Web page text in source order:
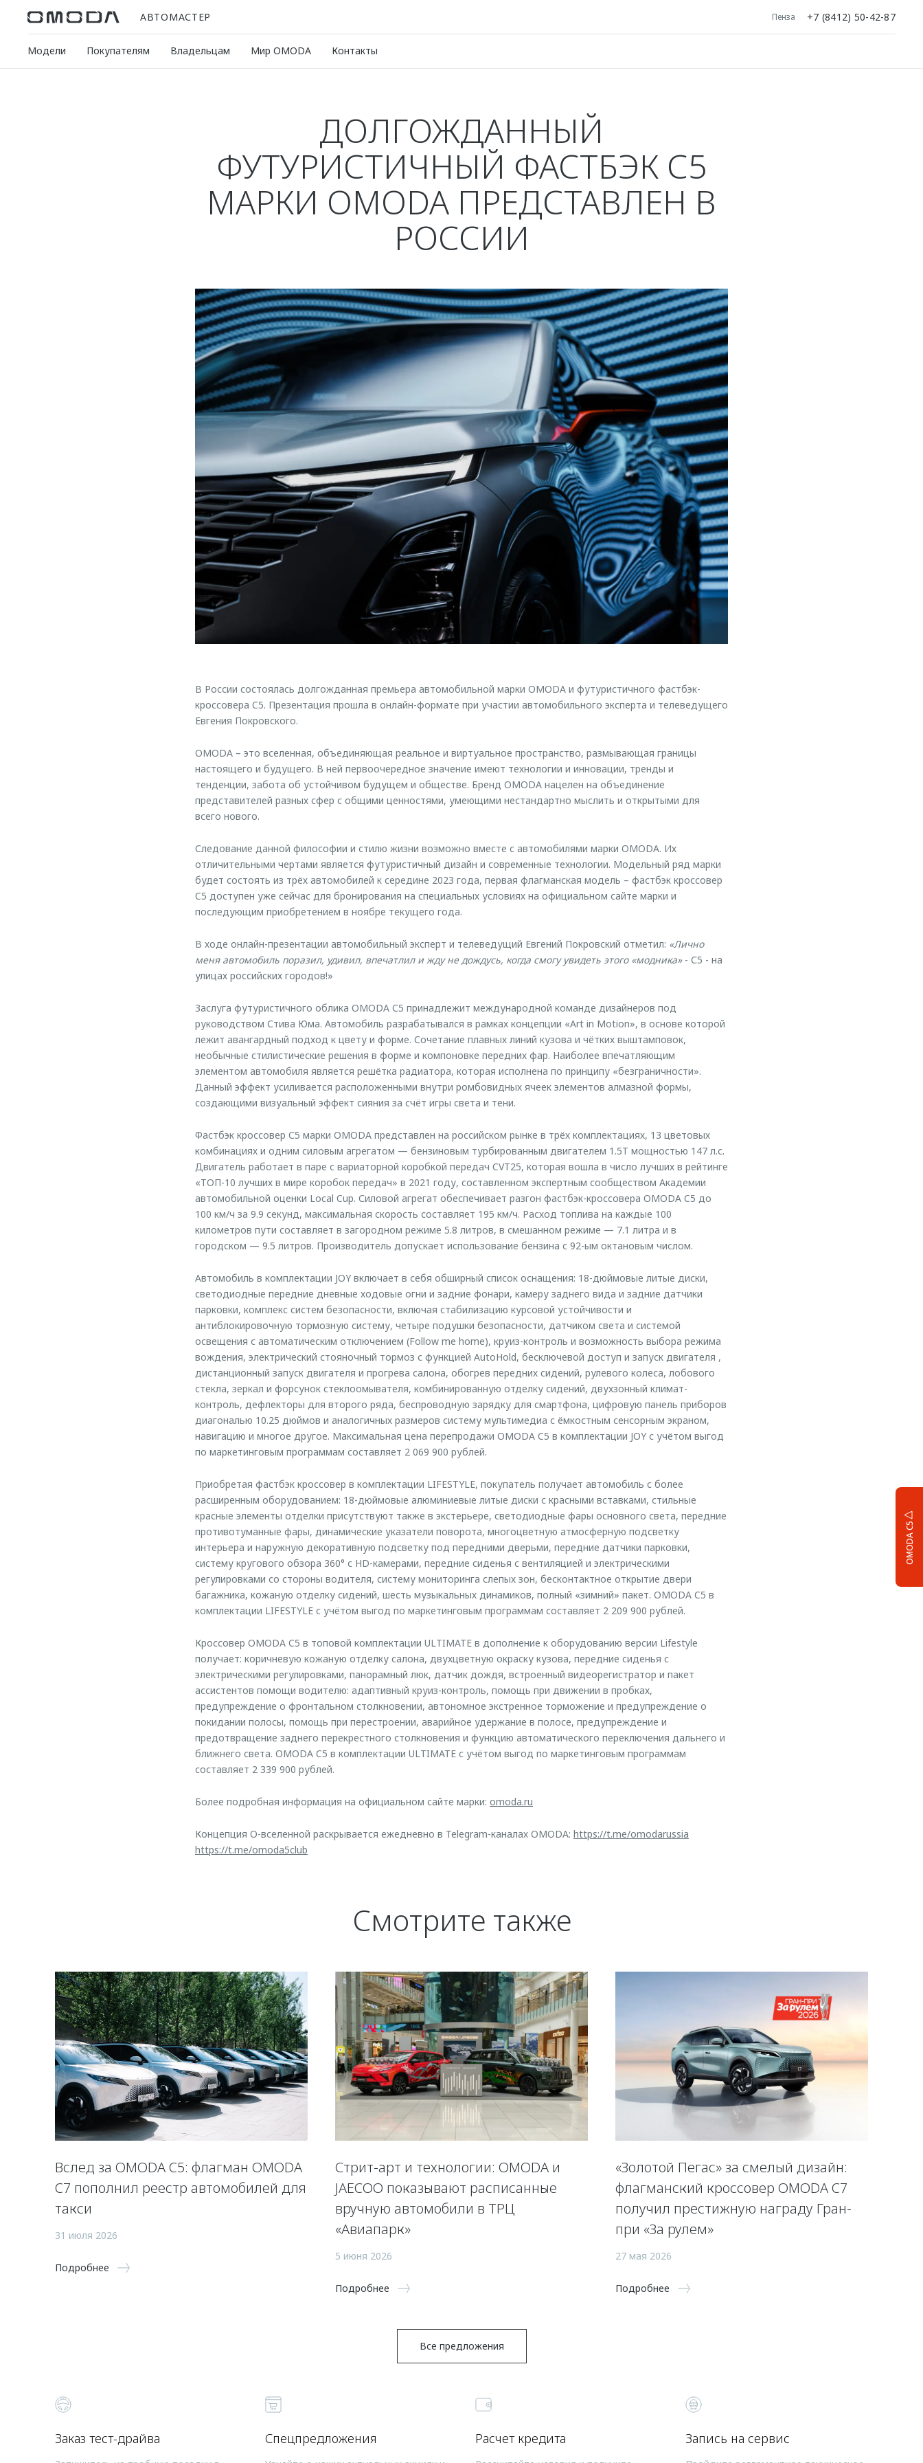
АВТОМАСТЕР Пенза +7 (8412) 50-42-87
Модели Покупателям Владельцам Мир OMODA Контакты
OMODA C5
ДОЛГОЖДАННЫЙ
ФУТУРИСТИЧНЫЙ ФАСТБЭК С5
МАРКИ OMODA ПРЕДСТАВЛЕН В
РОССИИ
В России состоялась долгожданная премьера автомобильной марки OMODA и футуристичного фастбэк-
кроссовера C5. Презентация прошла в онлайн-формате при участии автомобильного эксперта и телеведущего
Евгения Покровского.
OMODA – это вселенная, объединяющая реальное и виртуальное пространство, размывающая границы
настоящего и будущего. В ней первоочередное значение имеют технологии и инновации, тренды и
тенденции, забота об устойчивом будущем и обществе. Бренд OMODA нацелен на объединение
представителей разных сфер с общими ценностями, умеющими нестандартно мыслить и открытыми для
всего нового.
Следование данной философии и стилю жизни возможно вместе с автомобилями марки OMODA. Их
отличительными чертами является футуристичный дизайн и современные технологии. Модельный ряд марки
будет состоять из трёх автомобилей к середине 2023 года, первая флагманская модель – фастбэк кроссовер
C5 доступен уже сейчас для бронирования на специальных условиях на официальном сайте марки и
последующим приобретением в ноябре текущего года.
В ходе онлайн-презентации автомобильный эксперт и телеведущий Евгений Покровский отметил: «Лично
меня автомобиль поразил, удивил, впечатлил и жду не дождусь, когда смогу увидеть этого «модника»- С5 - на
улицах российских городов!»
Заслуга футуристичного облика OMODA С5 принадлежит международной команде дизайнеров под
руководством Стива Юма. Автомобиль разрабатывался в рамках концепции «Art in Motion», в основе которой
лежит авангардный подход к цвету и форме. Сочетание плавных линий кузова и чётких выштамповок,
необычные стилистические решения в форме и компоновке передних фар. Наиболее впечатляющим
элементом автомобиля является решётка радиатора, которая исполнена по принципу «безграничности».
Данный эффект усиливается расположенными внутри ромбовидных ячеек элементов алмазной формы,
создающими визуальный эффект сияния за счёт игры света и тени.
Фастбэк кроссовер С5 марки OMODA представлен на российском рынке в трёх комплектациях, 13 цветовых
комбинациях и одним силовым агрегатом — бензиновым турбированным двигателем 1.5T мощностью 147 л.с.
Двигатель работает в паре с вариаторной коробкой передач CVT25, которая вошла в число лучших в рейтинге
«ТОП-10 лучших в мире коробок передач» в 2021 году, составленном экспертным сообществом Академии
автомобильной оценки Local Cup. Силовой агрегат обеспечивает разгон фастбэк-кроссовера OMODA C5 до
100 км/ч за 9.9 секунд, максимальная скорость составляет 195 км/ч. Расход топлива на каждые 100
километров пути составляет в загородном режиме 5.8 литров, в смешанном режиме — 7.1 литра и в
городском — 9.5 литров. Производитель допускает использование бензина с 92-ым октановым числом.
Автомобиль в комплектации JOY включает в себя обширный список оснащения: 18-дюймовые литые диски,
светодиодные передние дневные ходовые огни и задние фонари, камеру заднего вида и задние датчики
парковки, комплекс систем безопасности, включая стабилизацию курсовой устойчивости и
антиблокировочную тормозную систему, четыре подушки безопасности, датчиком света и системой
освещения с автоматическим отключением (Follow me home), круиз-контроль и возможность выбора режима
вождения, электрический стояночный тормоз с функцией AutoHold, бесключевой доступ и запуск двигателя ,
дистанционный запуск двигателя и прогрева салона, обогрев передних сидений, рулевого колеса, лобового
стекла, зеркал и форсунок стеклоомывателя, комбинированную отделку сидений, двухзонный климат-
контроль, дефлекторы для второго ряда, беспроводную зарядку для смартфона, цифровую панель приборов
диагональю 10.25 дюймов и аналогичных размеров систему мультимедиа с ёмкостным сенсорным экраном,
навигацию и многое другое. Максимальная цена перепродажи OMODA C5 в комплектации JOY с учётом выгод
по маркетинговым программам составляет 2 069 900 рублей.
Приобретая фастбэк кроссовер в комплектации LIFESTYLE, покупатель получает автомобиль c более
расширенным оборудованием: 18-дюймовые алюминиевые литые диски c красными вставками, стильные
красные элементы отделки присутствуют также в экстерьере, светодиодные фары основного света, передние
противотуманные фары, динамические указатели поворота, многоцветную атмосферную подсветку
интерьера и наружную декоративную подсветку под передними дверьми, передние датчики парковки,
систему кругового обзора 360° с HD-камерами, передние сиденья с вентиляцией и электрическими
регулировками со стороны водителя, систему мониторинга слепых зон, бесконтактное открытие двери
багажника, кожаную отделку сидений, шесть музыкальных динамиков, полный «зимний» пакет. OMODA C5 в
комплектации LIFESTYLE с учётом выгод по маркетинговым программам составляет 2 209 900 рублей.
Кроссовер OMODA C5 в топовой комплектации ULTIMATE в дополнение к оборудованию версии Lifestyle
получает: коричневую кожаную отделку салона, двухцветную окраску кузова, передние сиденья c
электрическими регулировками, панорамный люк, датчик дождя, встроенный видеорегистратор и пакет
ассистентов помощи водителю: адаптивный круиз-контроль, помощь при движении в пробках,
предупреждение о фронтальном столкновении, автономное экстренное торможение и предупреждение о
покидании полосы, помощь при перестроении, аварийное удержание в полосе, предупреждение и
предотвращение заднего перекрестного столкновения и функцию автоматического переключения дальнего и
ближнего света. OMODA C5 в комплектации ULTIMATE с учётом выгод по маркетинговым программам
составляет 2 339 900 рублей.
Более подробная информация на официальном сайте марки: omoda.ru
Концепция O-вселенной раскрывается ежедневно в Telegram-каналах OMODA: https://t.me/omodarussia
https://t.me/omoda5club
Смотрите также
Вслед за OMODA C5: флагман OMODA
C7 пополнил реестр автомобилей для
такси
31 июля 2026
Подробнее
Стрит-арт и технологии: OMODA и
JAECOO показывают расписанные
вручную автомобили в ТРЦ
«Авиапарк»
5 июня 2026
Подробнее
«Золотой Пегас» за смелый дизайн:
флагманский кроссовер OMODA C7
получил престижную награду Гран-
при «За рулем»
27 мая 2026
Подробнее
Все предложения
Заказ тест-драйва Спецпредложения Расчет кредита Запись на сервис